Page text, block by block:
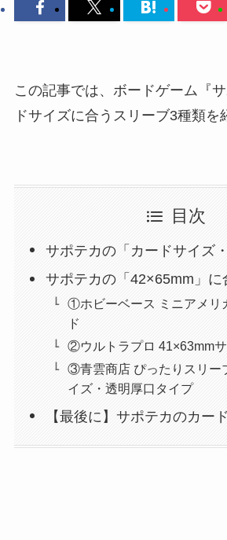
この記事では、ボードゲーム『
ドサイズに合うスリーブ3種類を
目次
サポテカの「カードサイズ・
サポテカの「42×65mm」に
①ホビーベース ミニアメリ
ド
②ウルトラプロ 41×63mm
③青雲商店 ぴったりスリー
イズ・透明厚口タイプ
【最後に】サポテカのカー